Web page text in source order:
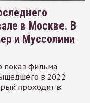
в Москве. В
и Муссолини
показ фильма
в 2022
проходит в